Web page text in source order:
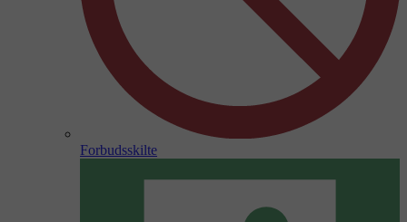
Forbudsskilte